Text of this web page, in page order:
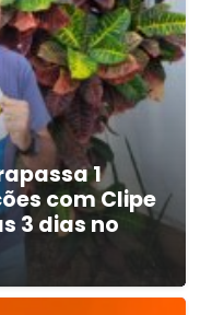
1
com Clipe
3 dias no